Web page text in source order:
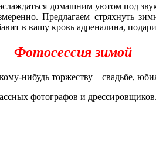
домашним уютом под
Предлагаем стряхнуть
в вашу кровь адреналина,
Фотосессия зимой
нибудь торжеству – свадьбе,
фотографов и